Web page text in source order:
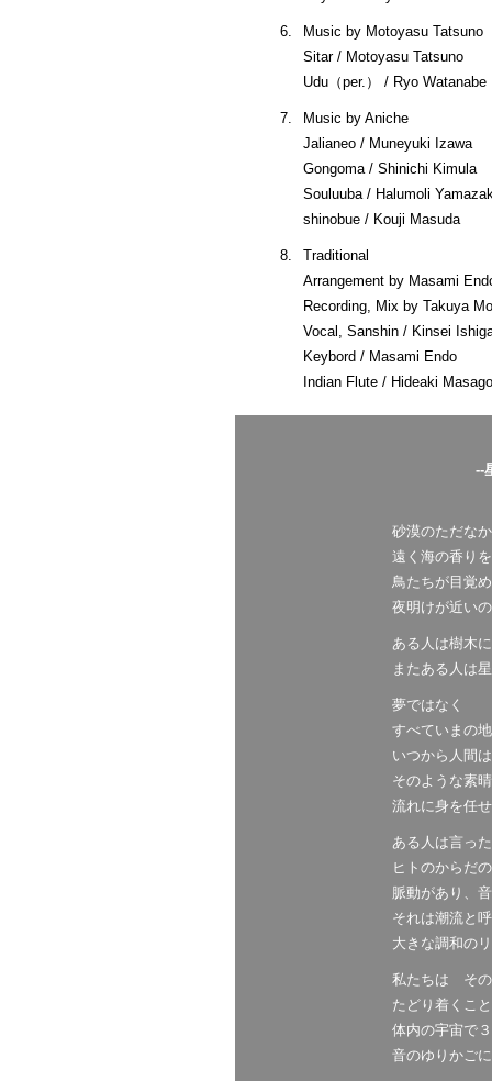
6.
Music by Motoyasu Tatsuno
Sitar / Motoyasu Tatsuno
Udu（per.） / Ryo Watanabe
7.
Music by Aniche
Jalianeo / Muneyuki Izawa
Gongoma / Shinichi Kimula
Souluuba / Halumoli
shinobue / Kouji Masuda
8.
Traditional
Arrangement by Masami
Recording, Mix by Takuya
Vocal, Sanshin / Kinsei
Keybord / Masami Endo
Indian Flute / Hideaki
--
砂漠のただな
遠く海の香り
鳥たちが目覚
夜明けが近い
ある人は樹木
またある人は
夢ではなく
すべていまの
いつから人間は
そのような素
流れに身を任
ある人は言っ
ヒトのからだ
脈動があり、
それは潮流と
大きな調和の
私たちは その
たどり着くこ
体内の宇宙で
音のゆりかご